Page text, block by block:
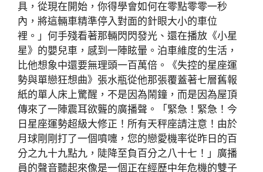
具，從現在開始，你得學會如何在零點零零一秒
內，將這輛車精準停入對面的針眼大小的車位
裡。」何手殘看著那輛閃閃發光、還在播放《小星
星》的嬰兒車，感到一陣眩暈。泊車維度的生活，
比他想象中還要無理頭一百萬倍。《失控的星座運
勢與單戀狂想曲》張水瓶從他那張覆蓋著七層舊報
紙的單人床上驚醒，不是因為鬧鐘，而是因為屋頂
傳來了一陣震耳欲聾的廣播聲。「緊急！緊急！今
日星座運勢超級大修正！所有天秤座請注意！由於
月球剛剛打了一個噴嚏，您的戀愛機率從昨日的百
分之九十九點九，陡降至負百分之八十七！」廣播
員的聲音聽起來像是一個正在經歷中年危機的雙子